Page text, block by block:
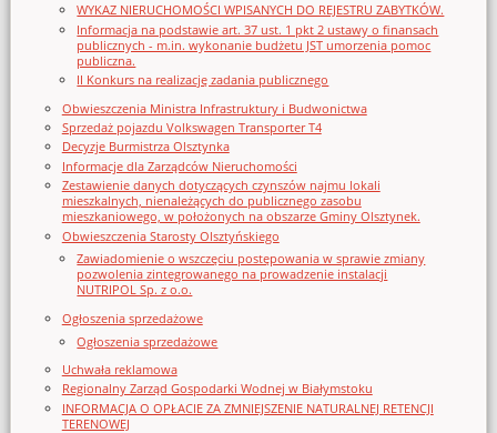
WYKAZ NIERUCHOMOŚCI WPISANYCH DO REJESTRU ZABYTKÓW.
Informacja na podstawie art. 37 ust. 1 pkt 2 ustawy o finansach
publicznych - m.in. wykonanie budżetu JST umorzenia pomoc
publiczna.
II Konkurs na realizację zadania publicznego
Obwieszczenia Ministra Infrastruktury i Budwonictwa
Sprzedaż pojazdu Volkswagen Transporter T4
Decyzje Burmistrza Olsztynka
Informacje dla Zarządców Nieruchomości
Zestawienie danych dotyczących czynszów najmu lokali
mieszkalnych, nienależących do publicznego zasobu
mieszkaniowego, w położonych na obszarze Gminy Olsztynek.
Obwieszczenia Starosty Olsztyńskiego
Zawiadomienie o wszczęciu postępowania w sprawie zmiany
pozwolenia zintegrowanego na prowadzenie instalacji
NUTRIPOL Sp. z o.o.
Ogłoszenia sprzedażowe
Ogłoszenia sprzedażowe
Uchwała reklamowa
Regionalny Zarząd Gospodarki Wodnej w Białymstoku
INFORMACJA O OPŁACIE ZA ZMNIEJSZENIE NATURALNEJ RETENCJI
TERENOWEJ